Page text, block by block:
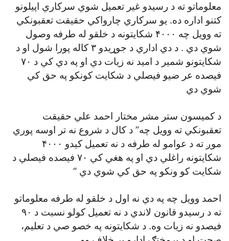
معلوماتو ته د رسيدو غير تعميل شوي سرکاري اپيلونو
کتنو اداره ده. يو سرکاري چارواکي حقيقت تعقبونکي
ته وويل چه ۴۰۰۰ شکايتونه د خلقو له طرفه وصول
شوي دي . د دي اداري د جوړيدو ۳ کاله پورا شول او د
شکايتونو شمير د اميد نه زيات دي او په دي کي د ۷۰
فيصده عر ضيو فيصلي د شکايت کونکو په حق کي
شوي دي
د کميسون ستر مشر مختار احمد علي حقيقت
تعقبونکي ته وويل چه” د کال د شروع نه تر اوسه پوري
موږ ته د عوامو له طرفه د نه تعميل کيدو ۴۰۰۰
شکايتونه راغلي دي او په هغي کي ۷۰ فيصده فيصلي د
شکايت کو ونکو په حق کي شوي دي “
احمد وويل چه په دي نه اول د خلقو له طرفه معلوماتو
ته د رسيدو قانون لاندي د نه تعميل کولو نسبت د ۹۰
فيصدو نه زيات وه. د شکايتونه په خصو صي د تعليم،